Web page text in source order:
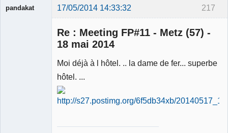
217
pandakat 17/05/2014 14:33:32
Re : Meeting FP#11 - Metz (57) -
18 mai 2014
Moi déjà à l hôtel. .. la dame de fer... superbe
hôtel. ...